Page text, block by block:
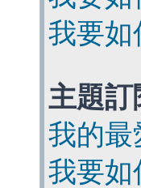
我要如
主題訂
我的最
我要如